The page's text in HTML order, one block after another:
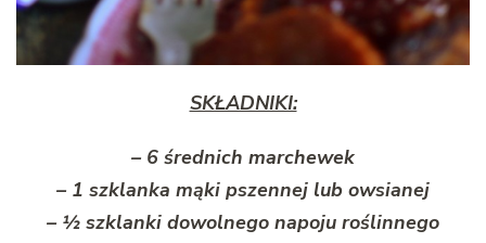
SKŁADNIKI:
– 6 średnich marchewek
– 1 szklanka mąki pszennej lub owsianej
– ½ szklanki dowolnego napoju roślinnego